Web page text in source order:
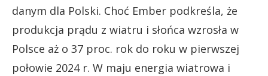
danym dla Polski. Choć Ember podkreśla, że
produkcja prądu z wiatru i słońca wzrosła w
Polsce aż o 37 proc. rok do roku w pierwszej
połowie 2024 r. W maju energia wiatrowa i